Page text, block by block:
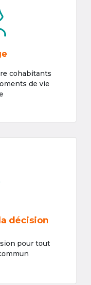
cohabitants
de vie
décision
pour tout